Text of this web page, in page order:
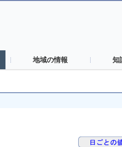
地域の情報 知